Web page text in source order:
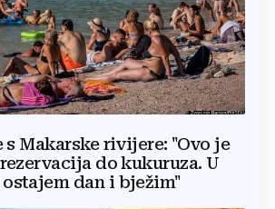
Makarske rivijere: "Ovo je
do kukuruza. U
dan i bježim"